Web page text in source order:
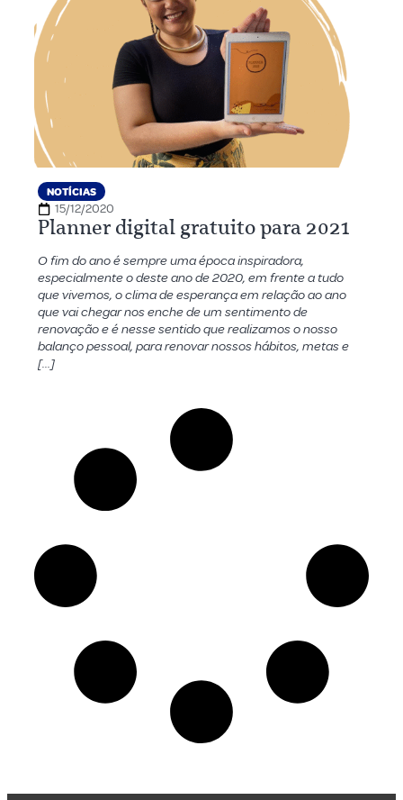
NOTÍCIAS
15/12/2020
Planner digital gratuito para 2021
O fim do ano é sempre uma época inspiradora,
especialmente o deste ano de 2020, em frente a tudo
que vivemos, o clima de esperança em relação ao ano
que vai chegar nos enche de um sentimento de
renovação e é nesse sentido que realizamos o nosso
balanço pessoal, para renovar nossos hábitos, metas e
[…]